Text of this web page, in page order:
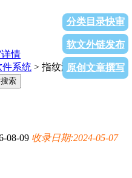
分类目录快审
软文外链发布
原创文章撰写
件系统 > 指纹浏览器
索
08-09 收录日期:2024-05-07